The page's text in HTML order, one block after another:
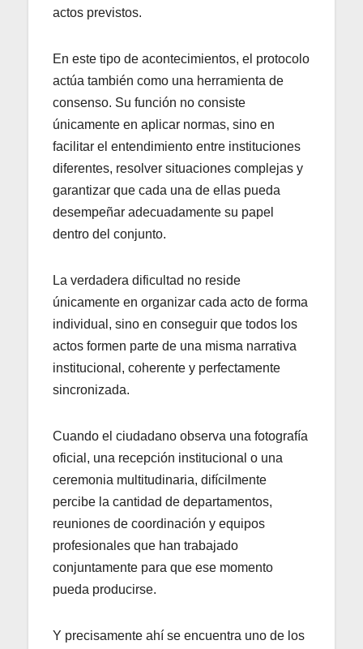
actos previstos.
En este tipo de acontecimientos, el protocolo
actúa también como una herramienta de
consenso. Su función no consiste
únicamente en aplicar normas, sino en
facilitar el entendimiento entre instituciones
diferentes, resolver situaciones complejas y
garantizar que cada una de ellas pueda
desempeñar adecuadamente su papel
dentro del conjunto.
La verdadera dificultad no reside
únicamente en organizar cada acto de forma
individual, sino en conseguir que todos los
actos formen parte de una misma narrativa
institucional, coherente y perfectamente
sincronizada.
Cuando el ciudadano observa una fotografía
oficial, una recepción institucional o una
ceremonia multitudinaria, difícilmente
percibe la cantidad de departamentos,
reuniones de coordinación y equipos
profesionales que han trabajado
conjuntamente para que ese momento
pueda producirse.
Y precisamente ahí se encuentra uno de los